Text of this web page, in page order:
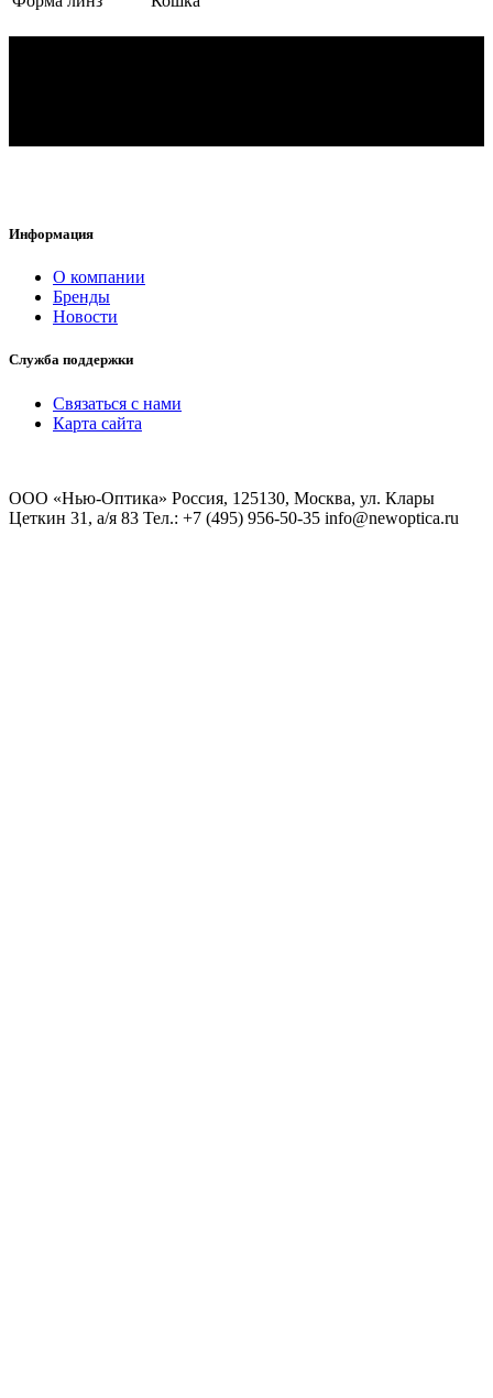
Информация
O компании
Бренды
Новости
Служба поддержки
Связаться с нами
Карта сайта
ООО «Нью-Оптика» Россия, 125130, Москва, ул. Клары
Цеткин 31, а/я 83 Тел.: +7 (495) 956-50-35 info@newoptica.ru